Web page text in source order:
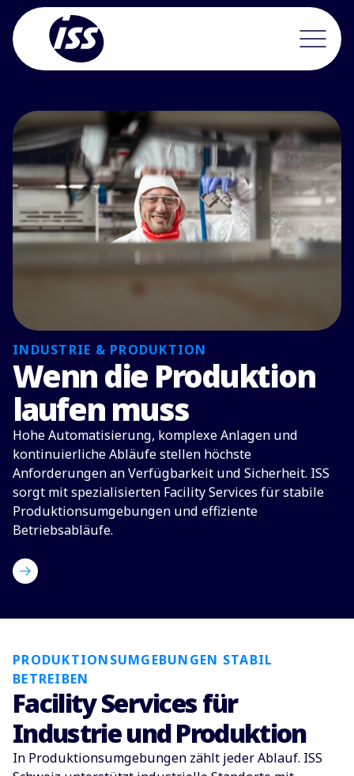
INDUSTRIE & PRODUKTION
Wenn die Produktion
laufen muss
Hohe Automatisierung, komplexe Anlagen und
kontinuierliche Abläufe stellen höchste
Anforderungen an Verfügbarkeit und Sicherheit. ISS
sorgt mit spezialisierten Facility Services für stabile
Produktionsumgebungen und effiziente
Betriebsabläufe.
PRODUKTIONSUMGEBUNGEN STABIL
BETREIBEN
Facility Services für
Industrie und Produktion
In Produktionsumgebungen zählt jeder Ablauf. ISS